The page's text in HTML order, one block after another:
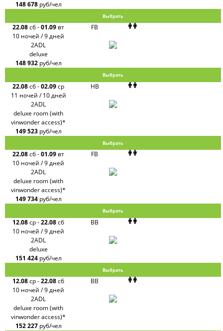
148 678 руб/чел
Выбрать
22.08сб-01.09 вт
10 ночей / 9 дней
FB
2ADL
deluxe
148 932 руб/чел
Выбрать
22.08сб-02.09ср
11 ночей / 10 дней
HB
2ADL
deluxe room (with
vinwonder access)*
149 523 руб/чел
Выбрать
22.08сб-01.09 вт
10 ночей / 9 дней
FB
2ADL
deluxe room (with
vinwonder access)*
149 734 руб/чел
Выбрать
12.08ср-22.08сб
10 ночей / 9 дней
BB
2ADL
deluxe
151 424 руб/чел
Выбрать
12.08ср-22.08сб
10 ночей / 9 дней
BB
2ADL
deluxe room (with
vinwonder access)*
152 227 руб/чел